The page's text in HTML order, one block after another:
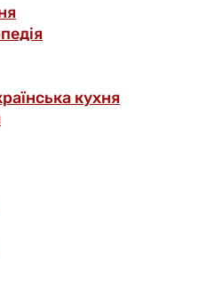
кухня